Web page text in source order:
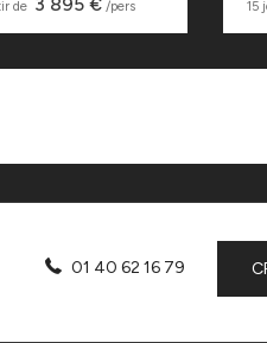
de /pers 15
01 40 62 16 79